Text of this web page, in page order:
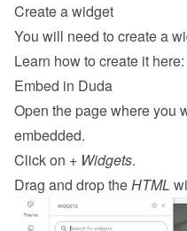
Create a widget
You will need to create a
Learn how to create it here:
Embed in Duda
Open the page where you
embedded.
Click on + Widgets.
Drag and drop the HTML